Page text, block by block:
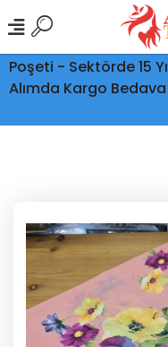
Ptt Kargo İle Tüm
Poşeti - Sektörde 15
Alımda Kargo Bedava